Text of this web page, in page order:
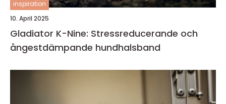
inspiration
10. April 2025
Gladiator K-Nine: Stressreducerande och
ångestdämpande hundhalsband